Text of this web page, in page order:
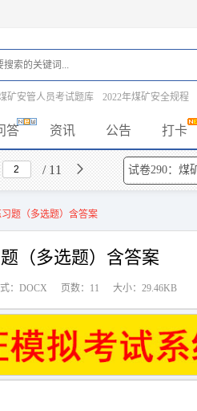
矿安管人员考试题库 2022年煤矿安全规程
答 资讯 公告 打卡
/ 11
题（多选题）含答案
（多选题）含答案
：DOCX 页数：11 大小：29.46KB